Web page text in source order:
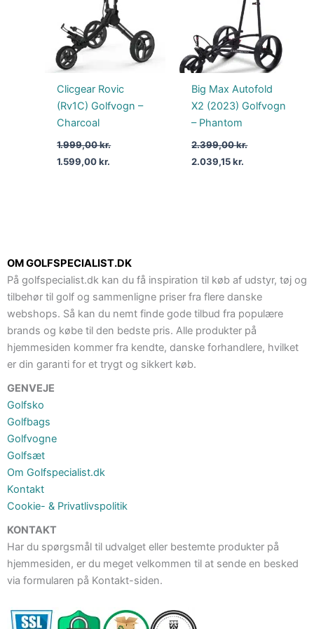
Clicgear Rovic
(Rv1C) Golfvogn –
Charcoal
1.999,00kr.
1.599,00kr.
Big Max Autofold
X2 (2023) Golfvogn
– Phantom
2.399,00kr.
2.039,15kr.
OM GOLFSPECIALIST.DK
På golfspecialist.dk kan du få inspiration til køb af udstyr, tøj og
tilbehør til golf og sammenligne priser fra flere danske
webshops. Så kan du nemt finde gode tilbud fra populære
brands og købe til den bedste pris. Alle produkter på
hjemmesiden kommer fra kendte, danske forhandlere, hvilket
er din garanti for et trygt og sikkert køb.
GENVEJE
Golfsko
Golfbags
Golfvogne
Golfsæt
Om Golfspecialist.dk
Kontakt
Cookie- & Privatlivspolitik
KONTAKT
Har du spørgsmål til udvalget eller bestemte produkter på
hjemmesiden, er du meget velkommen til at sende en besked
via formularen på Kontakt-siden.